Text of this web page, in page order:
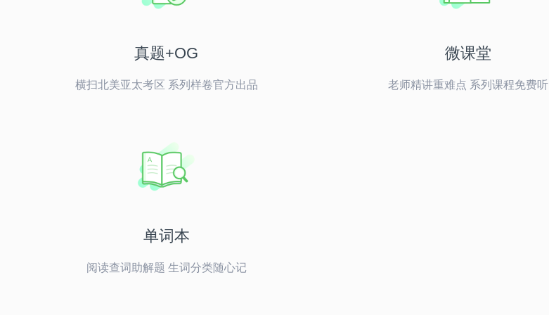
真题+OG
横扫北美亚太考区 系列样卷官方出品
微课堂
老师精讲重难点 系列课程免费听
单词本
阅读查词助解题 生词分类随心记